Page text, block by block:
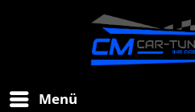
Menü